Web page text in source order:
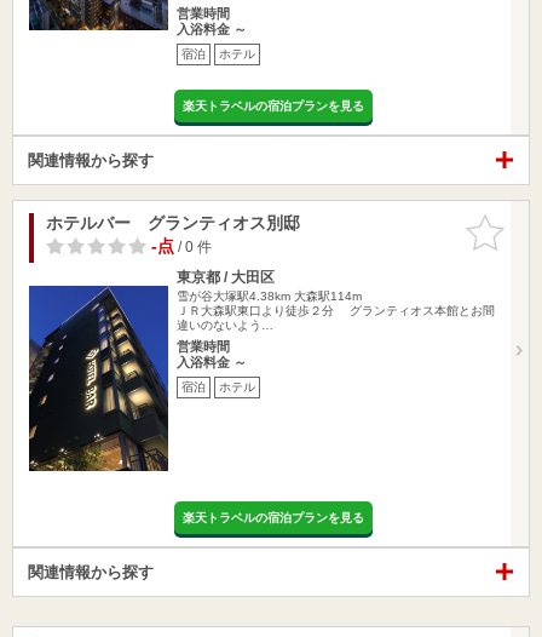
営業時間
入浴料金 ～
宿泊 ホテル
楽天トラベルの宿泊プランを見る
関連情報から探す
お気に入
りに追加
ホテルバー グランティオス別邸
-点/ 0 件
東京都 / 大田区
雪が谷大塚駅4.38km 大森駅114m
ＪＲ大森駅東口より徒歩２分 グランティオス本館とお間
違いのないよう…
営業時間
入浴料金 ～
宿泊 ホテル
楽天トラベルの宿泊プランを見る
関連情報から探す